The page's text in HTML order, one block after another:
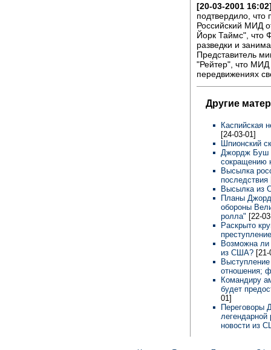
[20-03-2001
подтвердило,
Российский МИД
Йорк Таймс", что
разведки и
Представитель
"Рейтер", что МИД
передвижениях
Другие
Каспийская
[24-03-01]
Шпионский
Джордж Буш
сокращению
Высылка
последствия
Высылка из
Планы
обороны
ролла" [22-
Раскрыто
Возможна ли
из США?
отношения;
Командиру
будет
01]
Переговоры
новости из